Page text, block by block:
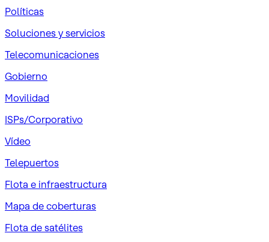
Políticas
Soluciones y servicios
Telecomunicaciones
Gobierno
Movilidad
ISPs/Corporativo
Vídeo
Telepuertos
Flota e infraestructura
Mapa de coberturas
Flota de satélites